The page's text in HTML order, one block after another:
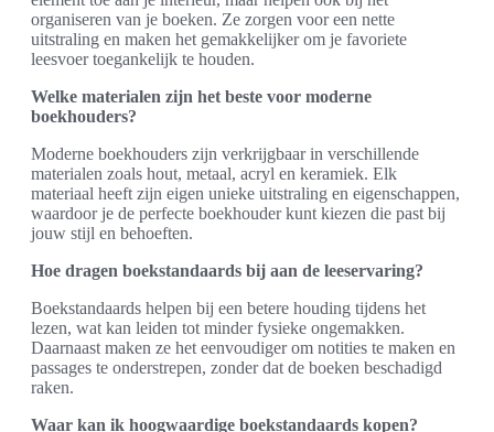
organiseren van je boeken. Ze zorgen voor een nette
uitstraling en maken het gemakkelijker om je favoriete
leesvoer toegankelijk te houden.
Welke materialen zijn het beste voor moderne
boekhouders?
Moderne boekhouders zijn verkrijgbaar in verschillende
materialen zoals hout, metaal, acryl en keramiek. Elk
materiaal heeft zijn eigen unieke uitstraling en eigenschappen,
waardoor je de perfecte boekhouder kunt kiezen die past bij
jouw stijl en behoeften.
Hoe dragen boekstandaards bij aan de leeservaring?
Boekstandaards helpen bij een betere houding tijdens het
lezen, wat kan leiden tot minder fysieke ongemakken.
Daarnaast maken ze het eenvoudiger om notities te maken en
passages te onderstrepen, zonder dat de boeken beschadigd
raken.
Waar kan ik hoogwaardige boekstandaards kopen?